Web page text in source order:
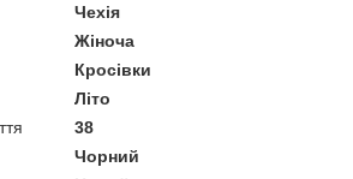
Чехія
Жіноча
Кросівки
Літо
38
Чорний